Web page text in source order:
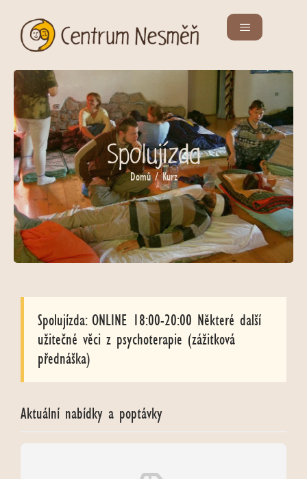
Spolujízda
Domů/ Kurz
Spolujízda: ONLINE 18:00-20:00 Některé další
užitečné věci z psychoterapie (zážitková
přednáška)
Aktuální nabídky a poptávky